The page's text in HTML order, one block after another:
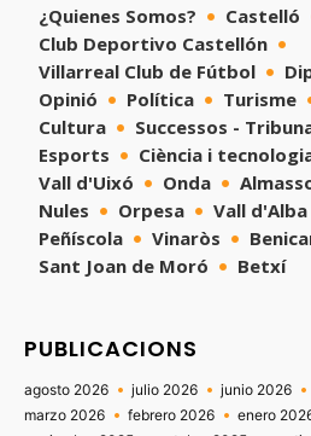
¿Quienes Somos? Castelló
Club Deportivo Castellón
Villarreal Club de Fútbol
Opinió
Política Turisme
Cultura
Successos -
Esports
Ciència i
Vall d'Uixó
Onda
Nules
Orpesa Vall d'Alba
Peñíscola
Vinaròs
Sant Joan de Moró
Betxí
PUBLICACIONS
agosto 2026 julio 2026 junio 2026
marzo 2026
febrero 2026 enero